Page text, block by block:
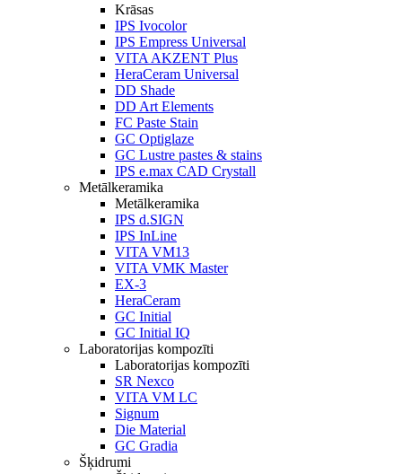
Krāsas
IPS Ivocolor
IPS Empress Universal
VITA AKZENT Plus
HeraCeram Universal
DD Shade
DD Art Elements
FC Paste Stain
GC Optiglaze
GC Lustre pastes & stains
IPS e.max CAD Crystall
Metālkeramika
Metālkeramika
IPS d.SIGN
IPS InLine
VITA VM13
VITA VMK Master
EX-3
HeraCeram
GC Initial
GC Initial IQ
Laboratorijas kompozīti
Laboratorijas kompozīti
SR Nexco
VITA VM LC
Signum
Die Material
GC Gradia
Šķidrumi